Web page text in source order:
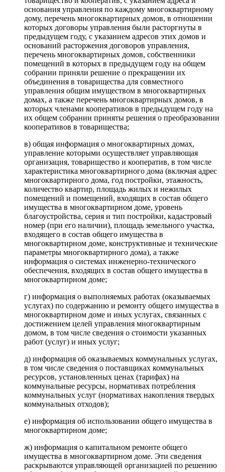
основания управления по каждому многоквартирному
дому, перечень многоквартирных домов, в отношении
которых договоры управления были расторгнуты в
предыдущем году, с указанием адресов этих домов и
оснований расторжения договоров управления,
перечень многоквартирных домов, собственники
помещений в которых в предыдущем году на общем
собрании приняли решение о прекращении их
объединения в товарищества для совместного
управления общим имуществом в многоквартирных
домах, а также перечень многоквартирных домов, в
которых членами кооперативов в предыдущем году на
их общем собрании приняты решения о преобразовании
кооперативов в товарищества;
в) общая информация о многоквартирных домах,
управление которыми осуществляет управляющая
организация, товарищество и кооператив, в том числе
характеристика многоквартирного дома (включая адрес
многоквартирного дома, год постройки, этажность,
количество квартир, площадь жилых и нежилых
помещений и помещений, входящих в состав общего
имущества в многоквартирном доме, уровень
благоустройства, серия и тип постройки, кадастровый
номер (при его наличии), площадь земельного участка,
входящего в состав общего имущества в
многоквартирном доме, конструктивные и технические
параметры многоквартирного дома), а также
информация о системах инженерно-технического
обеспечения, входящих в состав общего имущества в
многоквартирном доме;
г) информация о выполняемых работах (оказываемых
услугах) по содержанию и ремонту общего имущества в
многоквартирном доме и иных услугах, связанных с
достижением целей управления многоквартирным
домом, в том числе сведения о стоимости указанных
работ (услуг) и иных услуг;
д) информация об оказываемых коммунальных услугах,
в том числе сведения о поставщиках коммунальных
ресурсов, установленных ценах (тарифах) на
коммунальные ресурсы, нормативах потребления
коммунальных услуг (нормативах накопления твердых
коммунальных отходов);
е) информация об использовании общего имущества в
многоквартирном доме;
ж) информация о капитальном ремонте общего
имущества в многоквартирном доме. Эти сведения
раскрываются управляющей организацией по решению